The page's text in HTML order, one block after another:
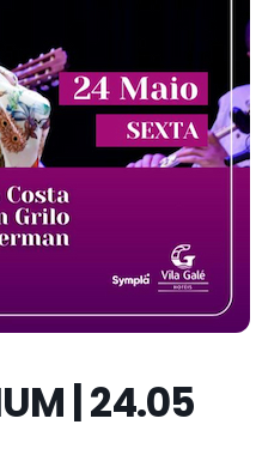
| 24.05